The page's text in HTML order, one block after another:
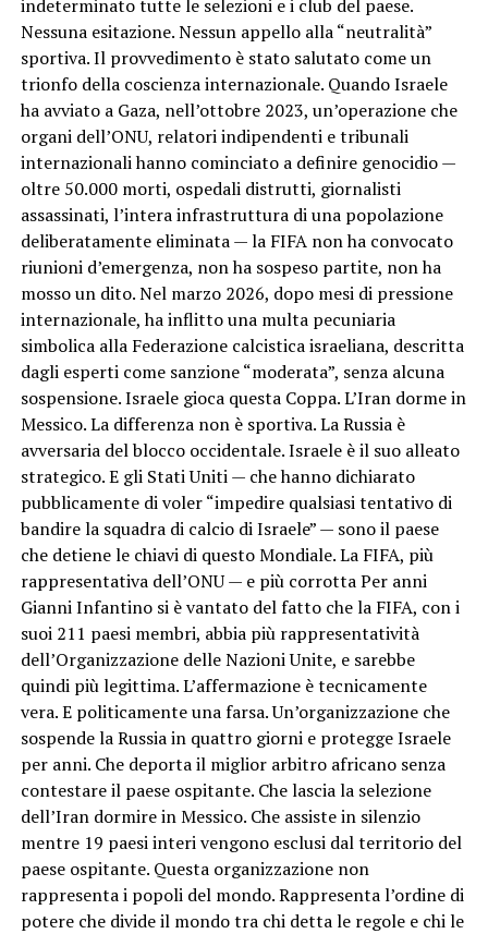
indeterminato tutte le selezioni e i club del paese.
Nessuna esitazione. Nessun appello alla “neutralità”
sportiva. Il provvedimento è stato salutato come un
trionfo della coscienza internazionale. Quando Israele
ha avviato a Gaza, nell’ottobre 2023, un’operazione che
organi dell’ONU, relatori indipendenti e tribunali
internazionali hanno cominciato a definire genocidio —
oltre 50.000 morti, ospedali distrutti, giornalisti
assassinati, l’intera infrastruttura di una popolazione
deliberatamente eliminata — la FIFA non ha convocato
riunioni d’emergenza, non ha sospeso partite, non ha
mosso un dito. Nel marzo 2026, dopo mesi di pressione
internazionale, ha inflitto una multa pecuniaria
simbolica alla Federazione calcistica israeliana, descritta
dagli esperti come sanzione “moderata”, senza alcuna
sospensione. Israele gioca questa Coppa. L’Iran dorme in
Messico. La differenza non è sportiva. La Russia è
avversaria del blocco occidentale. Israele è il suo alleato
strategico. E gli Stati Uniti — che hanno dichiarato
pubblicamente di voler “impedire qualsiasi tentativo di
bandire la squadra di calcio di Israele” — sono il paese
che detiene le chiavi di questo Mondiale. La FIFA, più
rappresentativa dell’ONU — e più corrotta Per anni
Gianni Infantino si è vantato del fatto che la FIFA, con i
suoi 211 paesi membri, abbia più rappresentatività
dell’Organizzazione delle Nazioni Unite, e sarebbe
quindi più legittima. L’affermazione è tecnicamente
vera. E politicamente una farsa. Un’organizzazione che
sospende la Russia in quattro giorni e protegge Israele
per anni. Che deporta il miglior arbitro africano senza
contestare il paese ospitante. Che lascia la selezione
dell’Iran dormire in Messico. Che assiste in silenzio
mentre 19 paesi interi vengono esclusi dal territorio del
paese ospitante. Questa organizzazione non
rappresenta i popoli del mondo. Rappresenta l’ordine di
potere che divide il mondo tra chi detta le regole e chi le